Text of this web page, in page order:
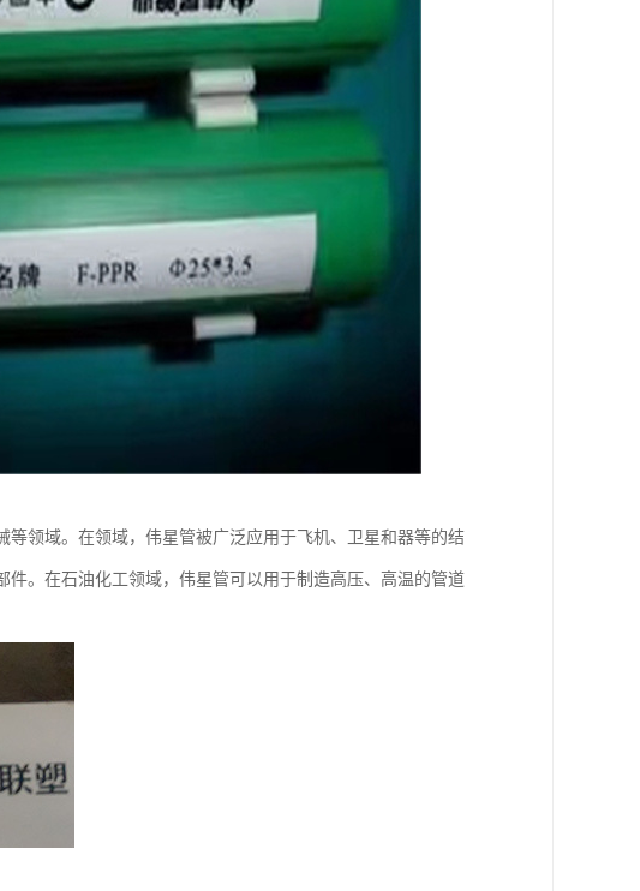
领域。在领域，伟星管被广泛应用于飞机、卫星和器等的结
。在石油化工领域，伟星管可以用于制造高压、高温的管道